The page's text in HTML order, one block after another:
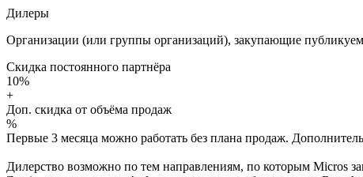
Дилеры
Организации (или группы организаций), закупающие
Скидка постоянного партнёра
10%
+
Доп. скидка от объёма продаж
%
Первые 3 месяца можно работать без плана продаж.
Дилерство возможно по тем направлениям, по которым Micros